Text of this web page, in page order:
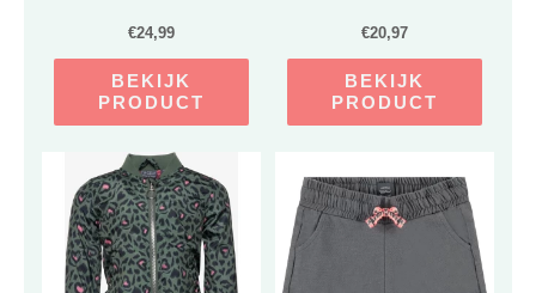
€24,99
BEKIJK
PRODUCT
€20,97
BEKIJK
PRODUCT